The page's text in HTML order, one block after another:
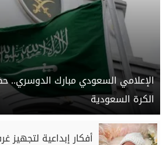
الإعلامي السعودي مبارك الدوسري..
الكرة السعودية
أفكار إبداعية